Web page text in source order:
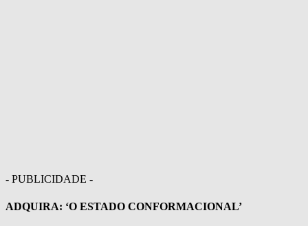
- PUBLICIDADE -
ADQUIRA: ‘O ESTADO CONFORMACIONAL’